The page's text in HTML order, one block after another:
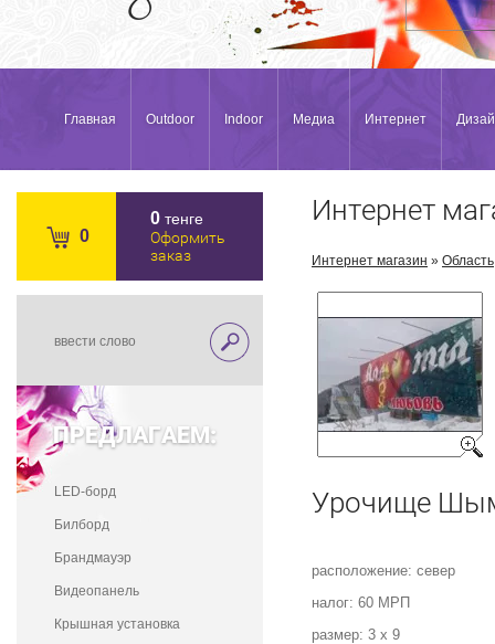
Главная Outdoor Indoor Медиа Интернет
0
0 тенге
Оформить
заказ
ПРЕДЛАГАЕМ:
LED-борд
Билборд
Брандмауэр
Видеопанель
Крышная установка
Интернет
Интернет магазин » Область
Урочище
расположение: север
налог: 60 МРП
размер: 3 х 9